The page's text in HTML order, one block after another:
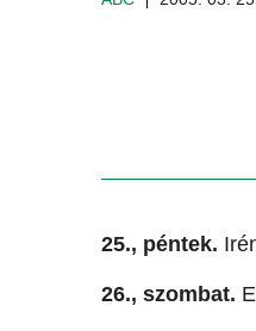
25., péntek.
26., szombat.